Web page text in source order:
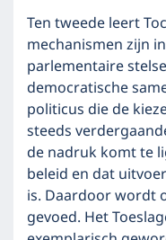
Ten tweede leert
mechanismen zijn
parlementaire
democratische
politicus die de
steeds
de nadruk komt te
beleid en dat
is. Daardoor wordt
gevoed. Het